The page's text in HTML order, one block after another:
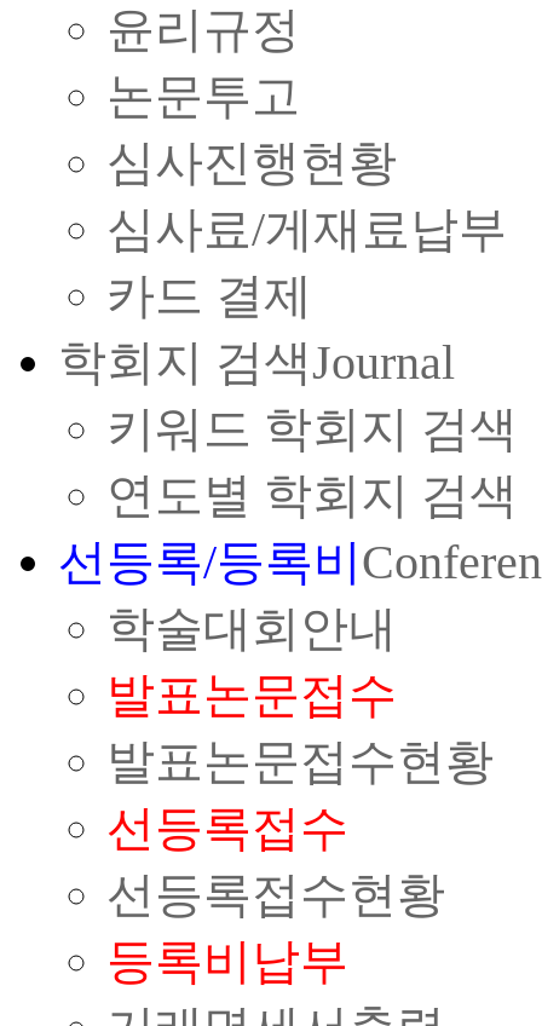
윤리규정
논문투고
심사진행현황
심사료/게재료납부
카드 결제
학회지 검색Journal
키워드 학회지 검색
연도별 학회지 검색
선등록/등록비
학술대회안내
발표논문접수
발표논문접수현황
선등록접수
선등록접수현황
등록비납부